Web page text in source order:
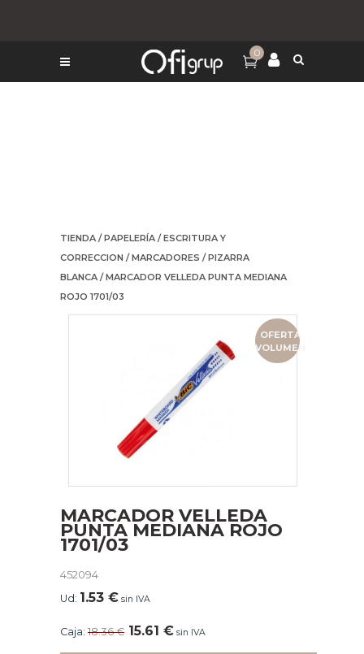
0
TIENDA /PAPELERÍA /ESCRITURA Y
CORRECCION /MARCADORES /PIZARRA
BLANCA / MARCADOR VELLEDA PUNTA MEDIANA
ROJO 1701/03
OFERTA
VOLUMEN
MARCADOR VELLEDA
PUNTA MEDIANA ROJO
1701/03
452094
Ud: 1.53 € sin IVA
Caja: 18.36€ 15.61 € sin IVA